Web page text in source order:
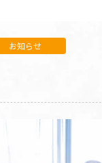
お知らせ